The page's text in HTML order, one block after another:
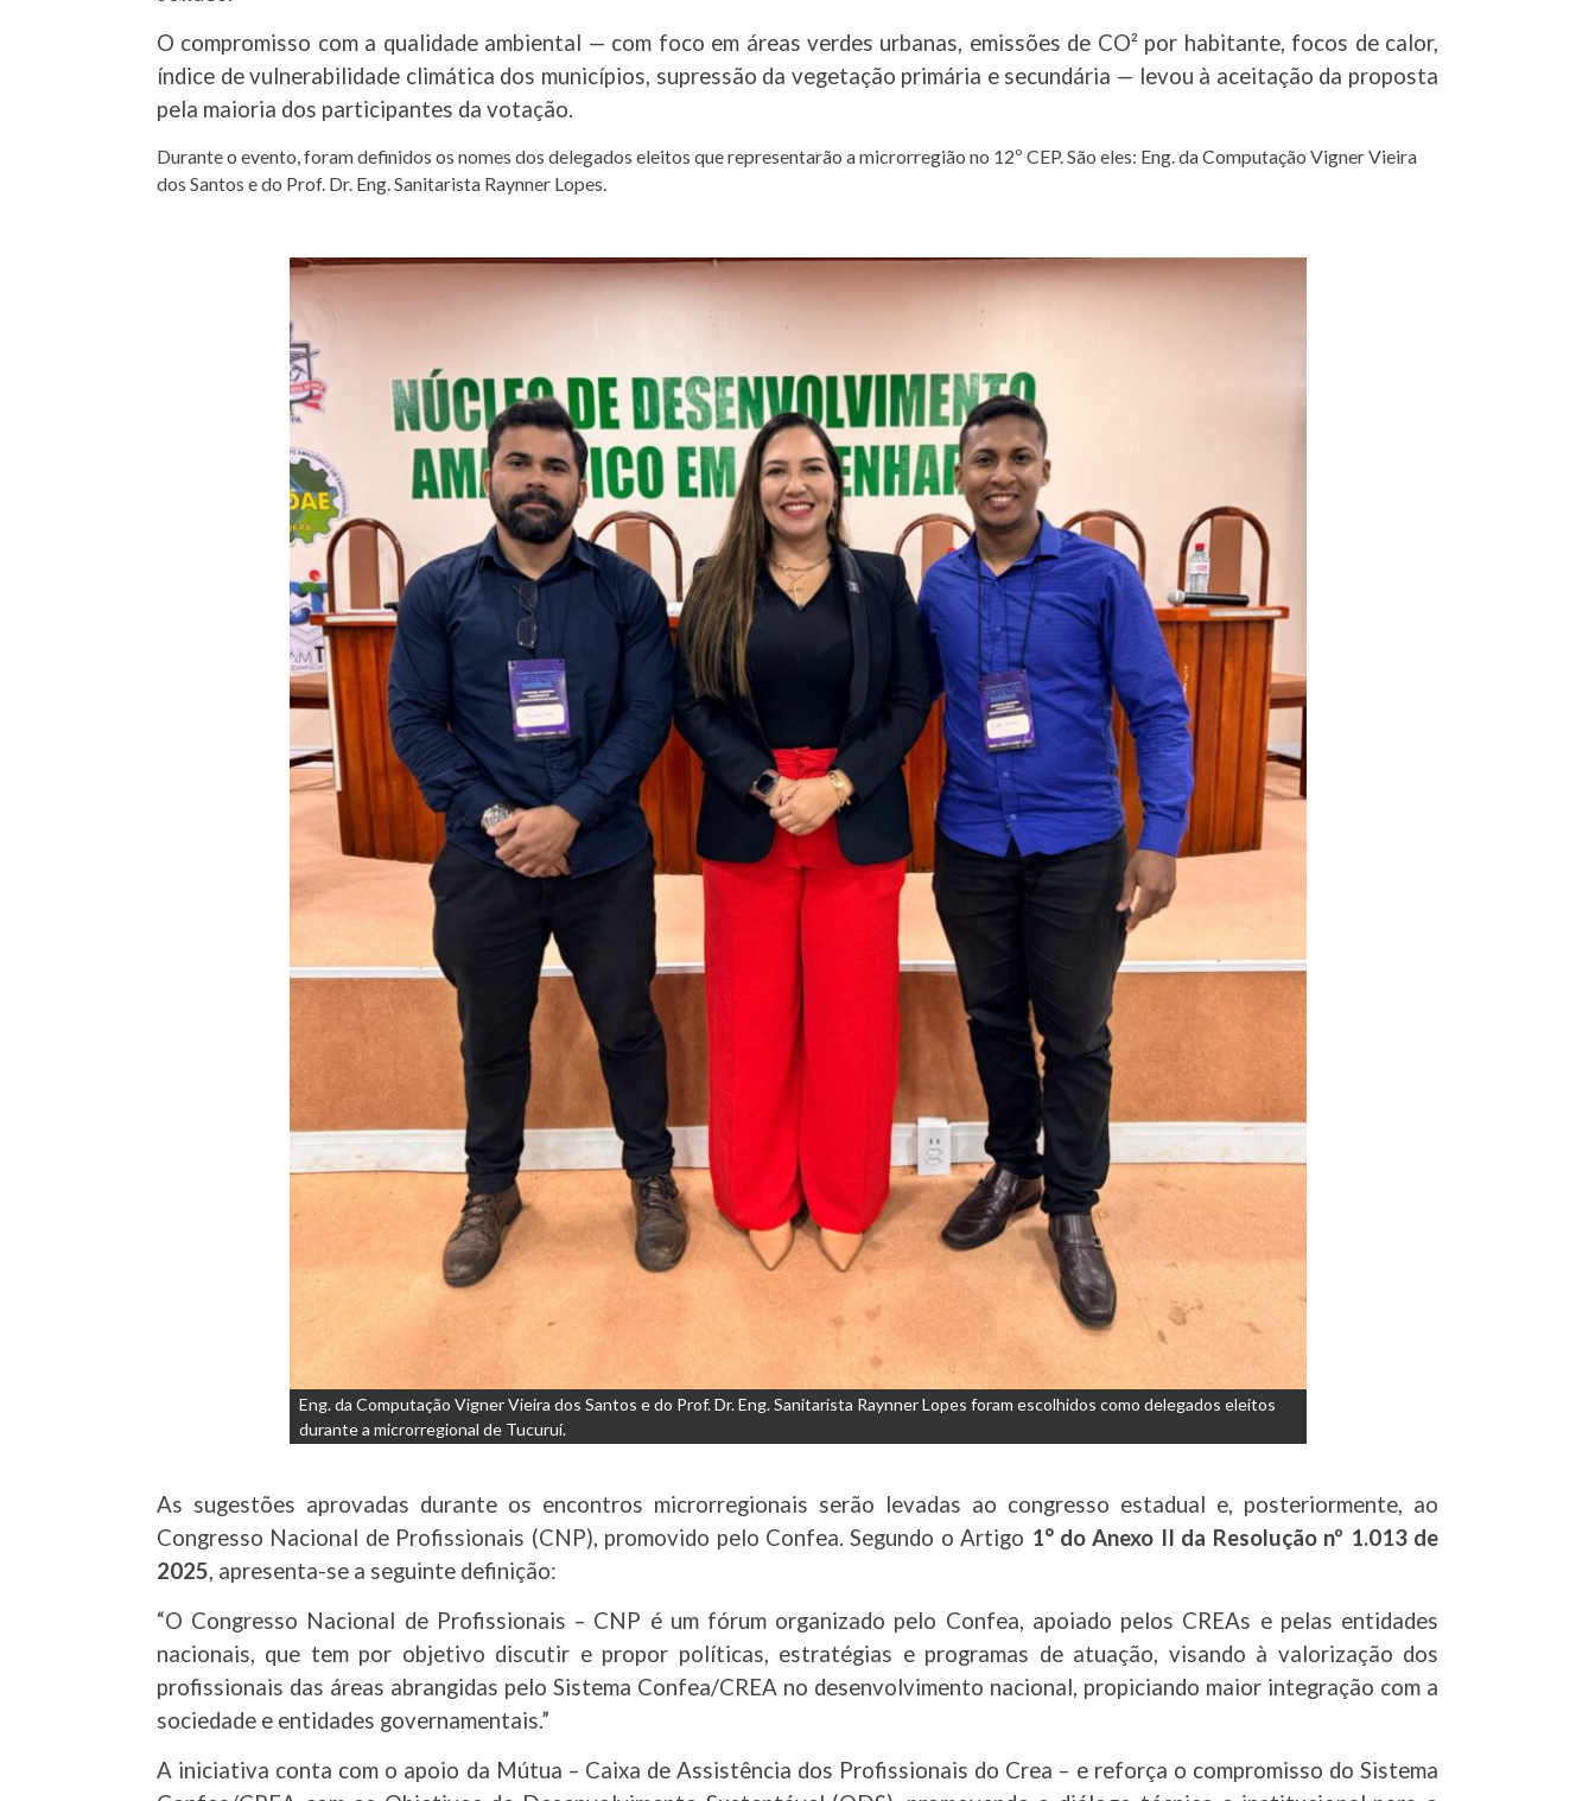
O compromisso com a qualidade ambiental — com foco em áreas verdes urbanas, emissões de CO² por habitante, focos de calor,
índice de vulnerabilidade climática dos municípios, supressão da vegetação primária e secundária — levou à aceitação da proposta
pela maioria dos participantes da votação.
Durante o evento, foram definidos os nomes dos delegados eleitos que representarão a microrregião no 12º CEP. São eles: Eng. da Computação Vigner Vieira
dos Santos e do Prof. Dr. Eng. Sanitarista Raynner Lopes.
Eng. da Computação Vigner Vieira dos Santos e do Prof. Dr. Eng. Sanitarista Raynner Lopes foram escolhidos como delegados eleitos
durante a microrregional de Tucuruí.
As sugestões aprovadas durante os encontros microrregionais serão levadas ao congresso estadual e, posteriormente, ao
Congresso Nacional de Profissionais (CNP), promovido pelo Confea. Segundo o Artigo 1° do Anexo II da Resolução nº 1.013 de
2025, apresenta-se a seguinte definição:
“O Congresso Nacional de Profissionais – CNP é um fórum organizado pelo Confea, apoiado pelos CREAs e pelas entidades
nacionais, que tem por objetivo discutir e propor políticas, estratégias e programas de atuação, visando à valorização dos
profissionais das áreas abrangidas pelo Sistema Confea/CREA no desenvolvimento nacional, propiciando maior integração com a
sociedade e entidades governamentais.”
A iniciativa conta com o apoio da Mútua – Caixa de Assistência dos Profissionais do Crea – e reforça o compromisso do Sistema